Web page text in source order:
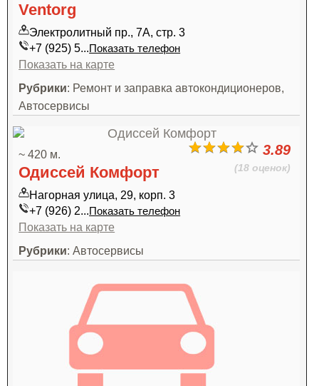
Ventorg
Электролитный пр., 7А, стр. 3
+7 (925) 5...Показать телефон
Показать на карте
Рубрики: Ремонт и заправка автокондиционеров,
Автосервисы
3.89
(18 оценок)
~ 420 м.
Одиссей Комфорт
Нагорная улица, 29, корп. 3
+7 (926) 2...Показать телефон
Показать на карте
Рубрики: Автосервисы